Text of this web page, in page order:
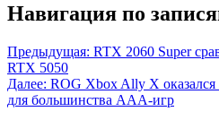
Навигация по
Предыдущая: RTX 2060 Super
RTX 5050
Далее: ROG Xbox Ally X
для большинства ААА-игр